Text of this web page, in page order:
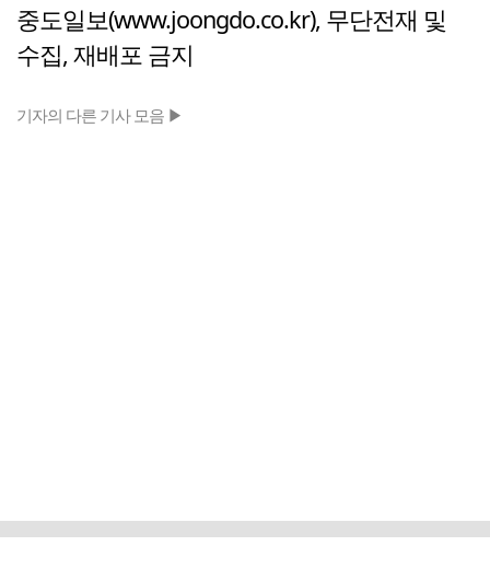
중도일보(www.joongdo.co.kr), 무단전재 및
수집, 재배포 금지
기자의 다른 기사 모음 ▶